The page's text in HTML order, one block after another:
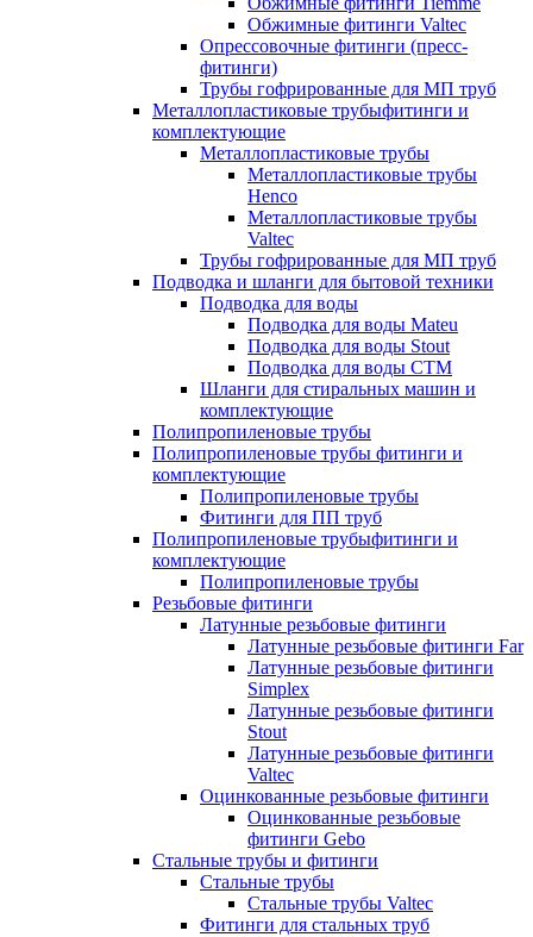
Обжимные фитинги Valtec
Опрессовочные фитинги (пресс-
фитинги)
Трубы гофрированные для МП труб
Металлопластиковые трубыфитинги и
комплектующие
Металлопластиковые трубы
Металлопластиковые трубы
Henco
Металлопластиковые трубы
Valtec
Трубы гофрированные для МП труб
Подводка и шланги для бытовой техники
Подводка для воды
Подводка для воды Mateu
Подводка для воды Stout
Подводка для воды СТМ
Шланги для стиральных машин и
комплектующие
Полипропиленовые трубы
Полипропиленовые трубы фитинги и
комплектующие
Полипропиленовые трубы
Фитинги для ПП труб
Полипропиленовые трубыфитинги и
комплектующие
Полипропиленовые трубы
Резьбовые фитинги
Латунные резьбовые фитинги
Латунные резьбовые фитинги Far
Латунные резьбовые фитинги
Simplex
Латунные резьбовые фитинги
Stout
Латунные резьбовые фитинги
Valtec
Оцинкованные резьбовые фитинги
Оцинкованные резьбовые
фитинги Gebo
Стальные трубы и фитинги
Стальные трубы
Стальные трубы Valtec
Фитинги для стальных труб